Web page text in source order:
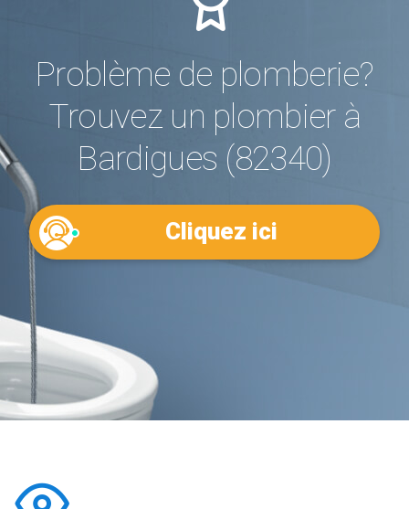
Problème de plomberie?
Trouvez un plombier à
Bardigues (82340)
Cliquez ici